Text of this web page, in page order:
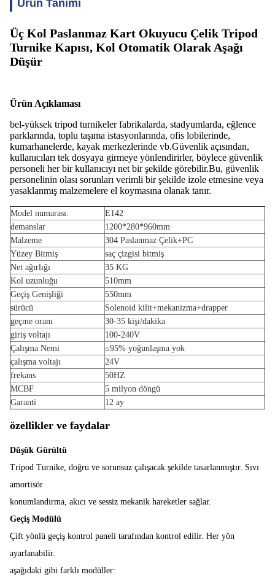
Ürün Tanımı
Üç Kol Paslanmaz Kart Okuyucu Çelik Tripod
Turnike Kapısı, Kol Otomatik Olarak Aşağı
Düşür
Ürün Açıklaması
bel-yüksek tripod turnikeler fabrikalarda, stadyumlarda, eğlence
parklarında, toplu taşıma istasyonlarında, ofis lobilerinde,
kumarhanelerde, kayak merkezlerinde vb.Güvenlik açısından,
kullanıcıları tek dosyaya girmeye yönlendirirler, böylece güvenlik
personeli her bir kullanıcıyı net bir şekilde görebilir.Bu, güvenlik
personelinin olası sorunları verimli bir şekilde izole etmesine veya
yasaklanmış malzemelere el koymasına olanak tanır.
Model numarası.
E142
demanslar
1200*280*960mm
Malzeme
304 Paslanmaz Çelik+PC
Yüzey Bitmiş
saç çizgisi bitmiş
Net ağırlığı
35 KG
Kol uzunluğu
510mm
Geçiş Genişliği
550mm
sürücü
Solenoid kilit+mekanizma+drapper
geçme oranı
30-35 kişi/dakika
giriş voltajı
100-240V
Çalışma Nemi
≤95% yoğunlaşma yok
çalışma voltajı
24V
frekans
50HZ
MCBF
5 milyon döngü
Garanti
12 ay
özellikler ve faydalar
Düşük Gürültü
Tripod Turnike, doğru ve sorunsuz çalışacak şekilde tasarlanmıştır. Sıvı
amortisör
konumlandırma, akıcı ve sessiz mekanik hareketler sağlar.
Geçiş Modülü
Çift yönlü geçiş kontrol paneli tarafından kontrol edilir. Her yön
ayarlanabilir.
aşağıdaki gibi farklı modüller: